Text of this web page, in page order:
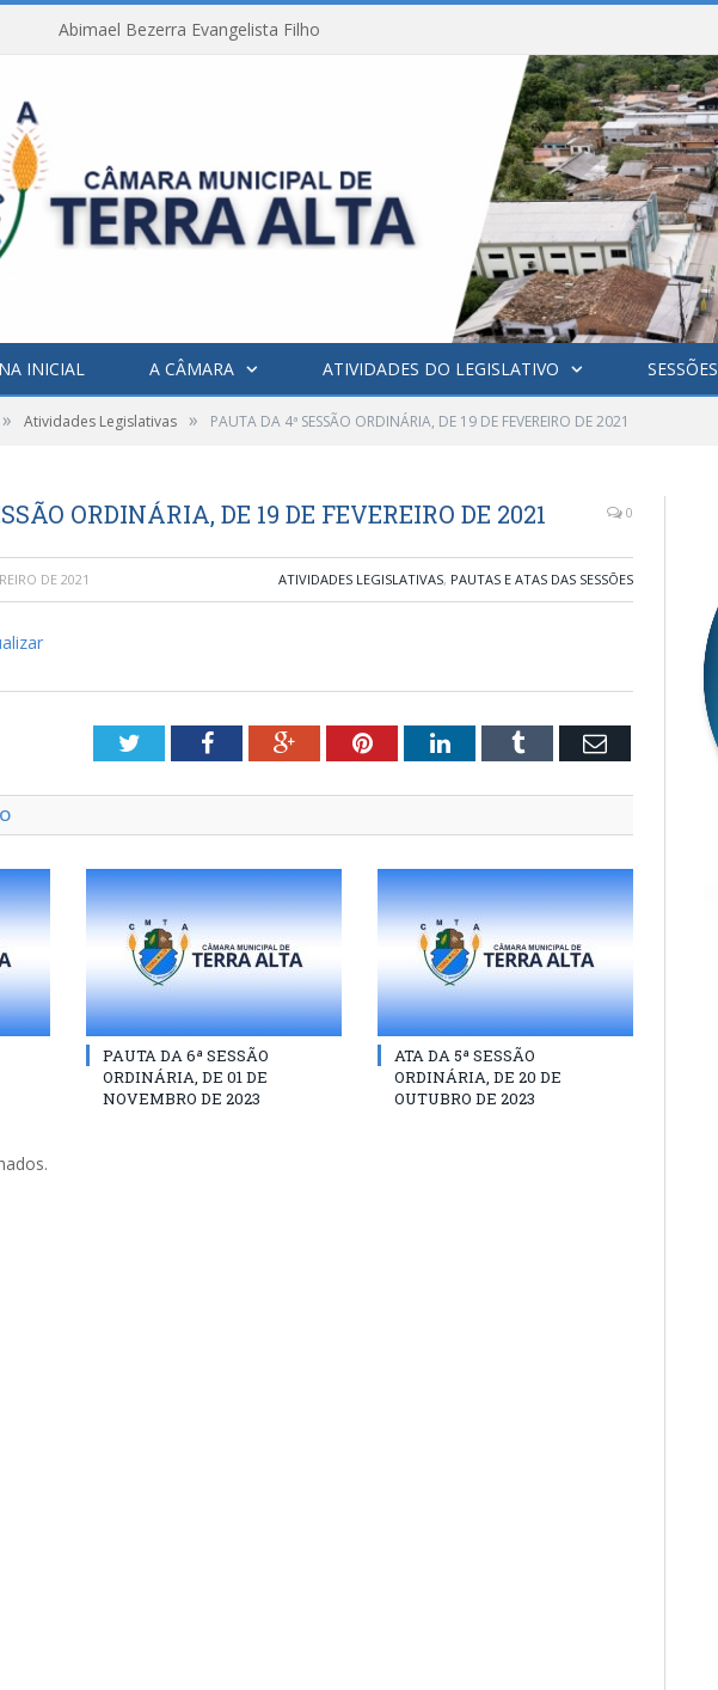
Abimael Bezerra Evangelista Filho
INICIAL A CÂMARA ATIVIDADES DO LEGISLATIVO SESSÕES
» Atividades Legislativas » PAUTA DA 4ª SESSÃO ORDINÁRIA, DE 19 DE FEVEREIRO DE 2021
ORDINÁRIA, DE 19 DE FEVEREIRO DE 2021 0
DE 2021 ATIVIDADES LEGISLATIVAS, PAUTAS E ATAS DAS SESSÕES
TwitterFacebookGoogle+PinterestLinkedInTumblr Email
PAUTA DA 6ª SESSÃO
ORDINÁRIA, DE 01 DE
NOVEMBRO DE 2023
ATA DA 5ª SESSÃO
ORDINÁRIA, DE 20 DE
OUTUBRO DE 2023